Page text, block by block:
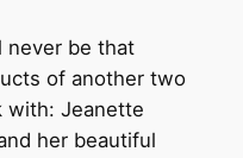
never be that
of another two
with: Jeanette
her beautiful